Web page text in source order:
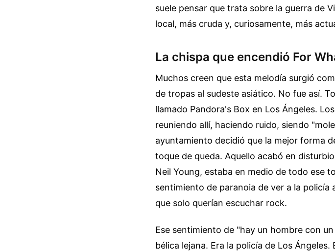
suele pensar que trata sobre la guerra de
local, más cruda y, curiosamente, más
La chispa que encendió For
Muchos creen que esta melodía surgió
de tropas al sudeste asiático. No fue así.
llamado Pandora's Box en Los Ángeles.
reuniendo allí, haciendo ruido, siendo
ayuntamiento decidió que la mejor forma
toque de queda. Aquello acabó en
Neil Young, estaba en medio de todo ese
sentimiento de paranoia de ver a la
que solo querían escuchar rock.
Ese sentimiento de "hay un hombre con
bélica lejana. Era la policía de Los